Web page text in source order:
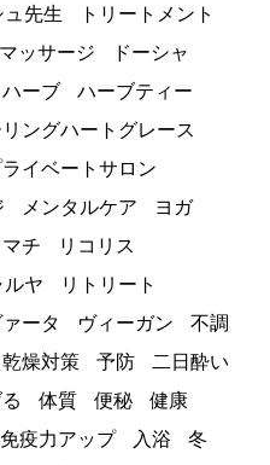
ュ先生
トリートメント
ッサージ
ドーシャ
ハーブ
ハーブティー
リングハートグレース
イベートサロン
メンタルケア
ヨガ
チ
リコリス
ルヤ
リトリート
ァータ ヴィーガン
不調
乾燥対策 予防
二日酔い
体質 便秘
健康
免疫力アップ 入浴
冬